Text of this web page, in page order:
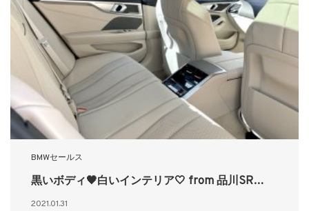
BMWセールス
黒いボディ🖤白いインテリア🤍 from 品川SR…
2021.01.31